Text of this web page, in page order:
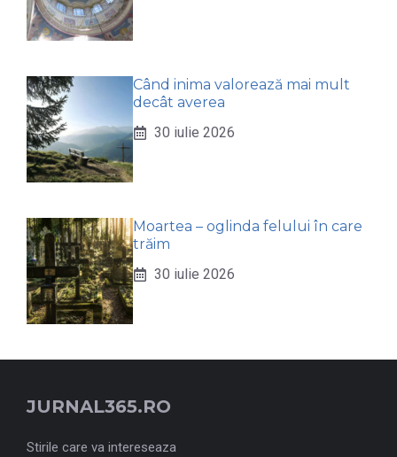
Când inima valorează mai mult
decât averea
30 iulie 2026
Moartea – oglinda felului în care
trăim
30 iulie 2026
JURNAL365.RO
Stirile care va intereseaza